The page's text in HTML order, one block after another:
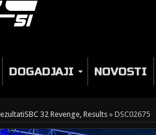
DOGADJAJI NOVOSTI
SBC 32 Revenge, Results » DSC02675